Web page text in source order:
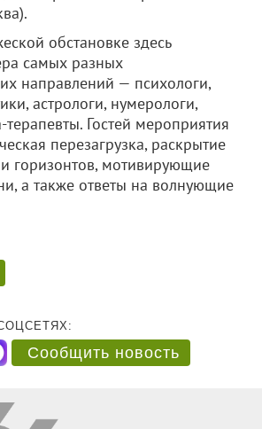
обстановке здесь
самых разных
направлений — психологи,
астрологи, нумерологи,
Гостей мероприятия
перезагрузка, раскрытие
горизонтов, мотивирующие
а также ответы на волнующие
Сообщить новость